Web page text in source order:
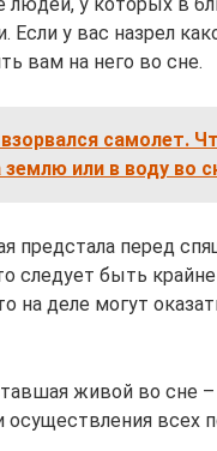
у вас назрел
вам на него во сне.
самолет.
или в воду во
предстала перед
следует быть
на деле могут
живой во сне
всех